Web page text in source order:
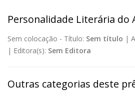
Personalidade Literária do
Sem colocação - Título: Sem título |
| Editora(s): Sem Editora
Outras categorias deste